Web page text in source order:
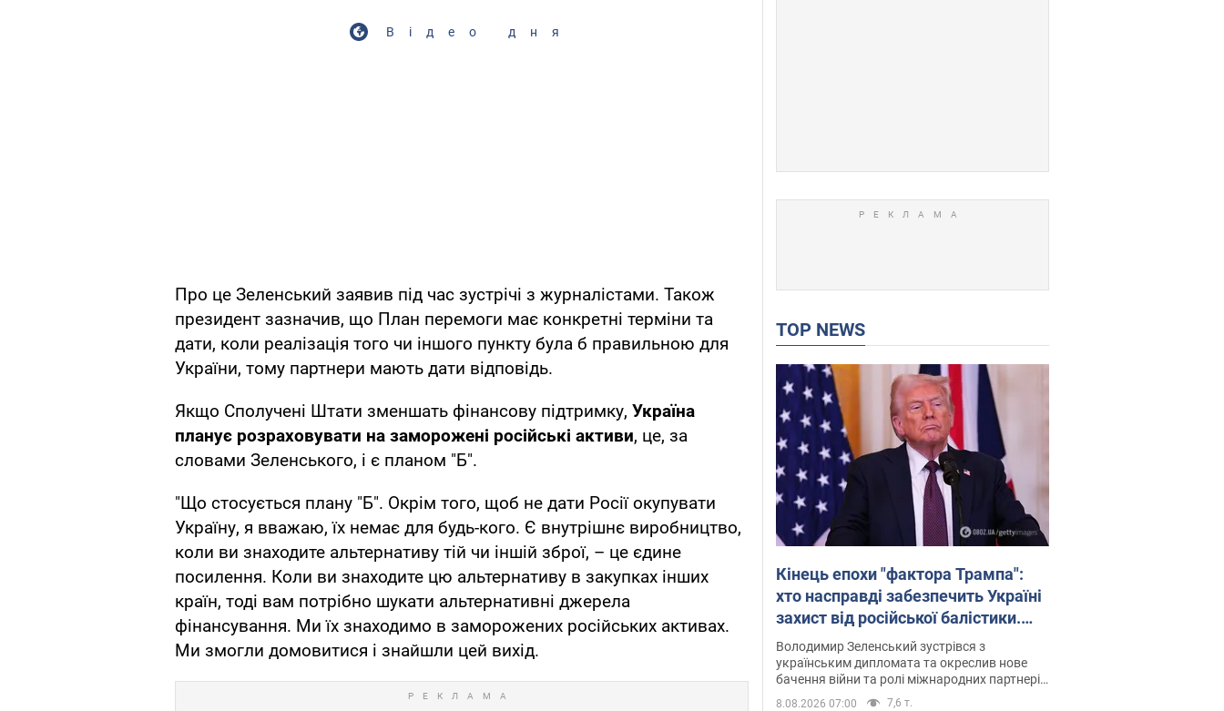
Відео дня
Про це Зеленський заявив під час зустрічі з журналістами. Також
президент зазначив, що План перемоги має конкретні терміни та
дати, коли реалізація того чи іншого пункту була б правильною для
України, тому партнери мають дати відповідь.
Якщо Сполучені Штати зменшать фінансову підтримку, Україна
планує розраховувати на заморожені російські активи, це, за
словами Зеленського, і є планом "Б".
"Що стосується плану "Б". Окрім того, щоб не дати Росії окупувати
Україну, я вважаю, їх немає для будь-кого. Є внутрішнє виробництво,
коли ви знаходите альтернативу тій чи іншій зброї, – це єдине
посилення. Коли ви знаходите цю альтернативу в закупках інших
країн, тоді вам потрібно шукати альтернативні джерела
фінансування. Ми їх знаходимо в заморожених російських активах.
Ми змогли домовитися і знайшли цей вихід.
TOP NEWS
Кінець епохи "фактора Трампа":
хто насправді забезпечить Україні
захист від російської балістики.
Інтерв’ю з Безсмертним
Володимир Зеленський зустрівся з
українським дипломата та окреслив нове
бачення війни та ролі міжнародних партнерів
у боротьбі з Росією
8.08.2026 07:00 7,6 т.